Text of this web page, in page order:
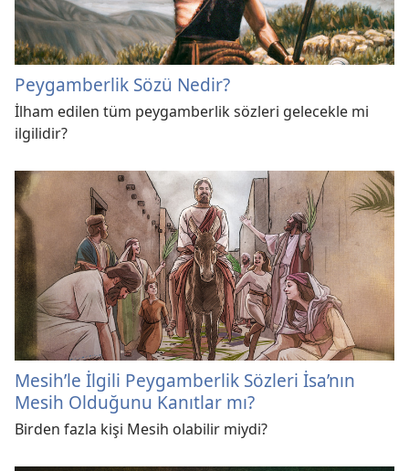
Peygamberlik Sözü Nedir?
İlham edilen tüm peygamberlik sözleri gelecekle mi
ilgilidir?
Mesih’le İlgili Peygamberlik Sözleri İsa’nın
Mesih Olduğunu Kanıtlar mı?
Birden fazla kişi Mesih olabilir miydi?